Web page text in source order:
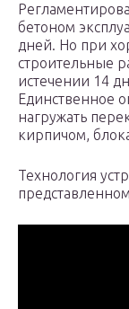
бетоном
дней. Но при
строительные
истечении 14
Единственное
нагружать
кирпичом,
Технология